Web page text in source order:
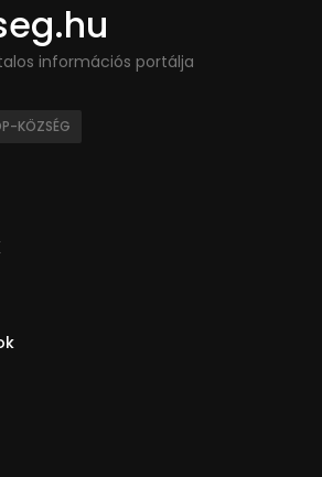
információs portálja
KÖZSÉG